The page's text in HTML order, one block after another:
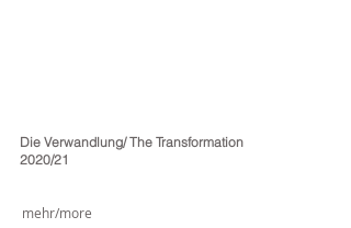
Die Verwandlung/ The Transformation
2020/21
mehr/more